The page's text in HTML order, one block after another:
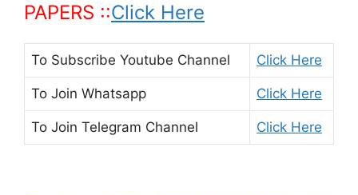
PAPERS ::Click Here
To Subscribe Youtube Channel Click Here
To Join Whatsapp Click Here
To Join Telegram Channel Click Here